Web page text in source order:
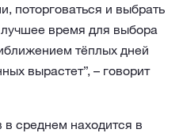
поторговаться и выбрать
время для выбора
тёплых дней
вырастет”, – говорит
среднем находится в